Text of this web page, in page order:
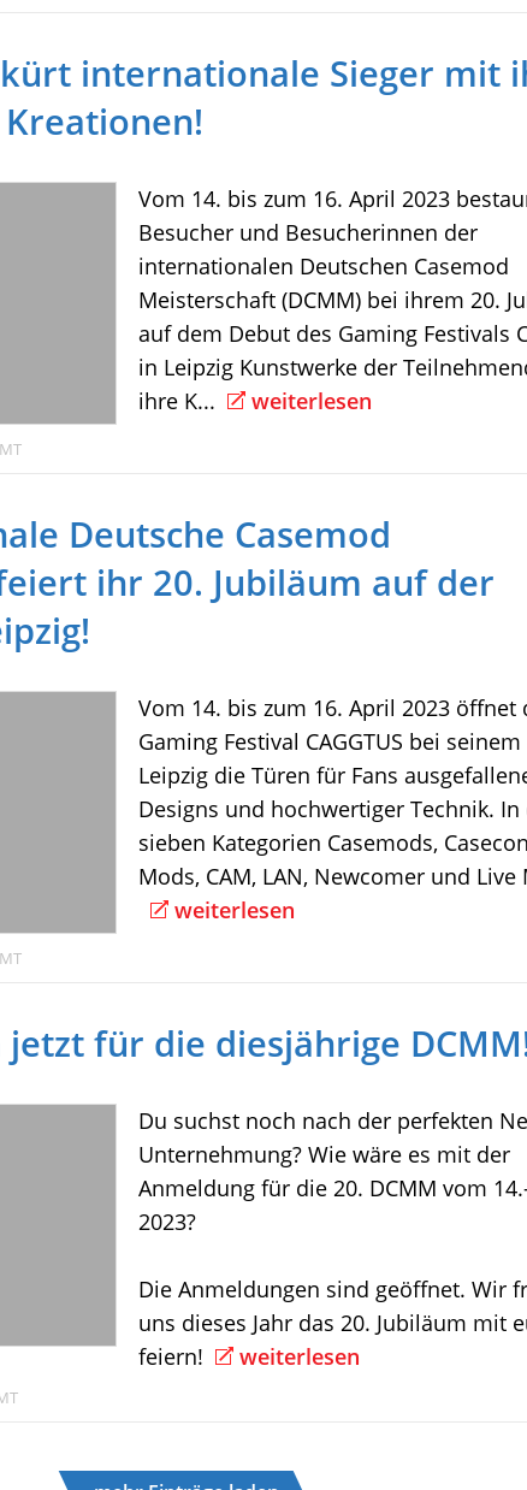
kürt internationale Sieger mit
Vom 14. bis zum 16. April 2023
Besucher und Besucherinnen der
internationalen Deutschen Casemod
Meisterschaft (DCMM) bei ihrem 20.
auf dem Debut des Gaming Festivals
in Leipzig Kunstwerke der
ihre K...
weiterlesen
Deutsche Casemod
ihr 20. Jubiläum auf der
Vom 14. bis zum 16. April 2023 öffnet
Gaming Festival CAGGTUS bei
Leipzig die Türen für Fans
Designs und hochwertiger Technik. In
sieben Kategorien Casemods,
Mods, CAM, LAN, Newcomer und Live
weiterlesen
jetzt für die diesjährige
Du suchst noch nach der perfekten
Unternehmung? Wie wäre es mit der
Anmeldung für die 20. DCMM vom
2023?
Die Anmeldungen sind geöffnet. Wir
uns dieses Jahr das 20. Jubiläum mit
feiern!
weiterlesen